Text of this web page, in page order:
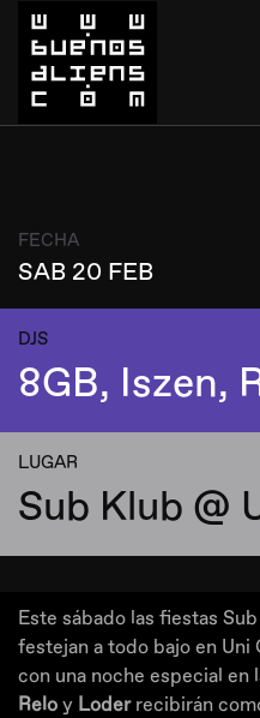
FECHA
SAB 20 FEB
DJS
8GB, Iszen,
LUGAR
Sub Klub @
Este sábado las fiestas
festejan a todo bajo en Uni
con una noche especial en
Relo y Loderrecibirán